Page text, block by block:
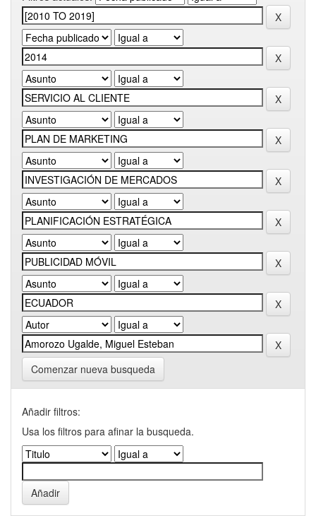
Comenzar nueva busqueda
Añadir filtros:
Usa los filtros para afinar la busqueda.